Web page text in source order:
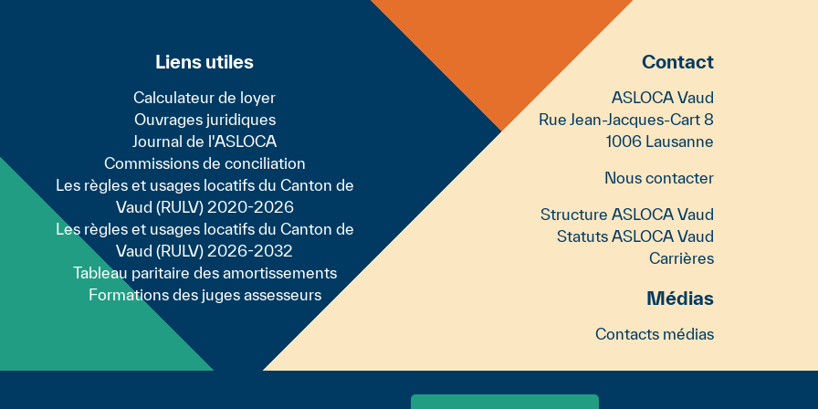
du bail (lettre recommandée à la partie bailleresse pour
de loyer ou des explications sur un décompte, par
de conciliation. Il et elles sont protégé∙es pendant toute la
dans les trois ans à compter de la fin de celle-ci, dans la
(même partiellement) gain de cause, ou qu’un
pas de contrôle systématique des loyers. Il ne sanctionne
aux locataires d’agir afin de faire vérifier si le loyer réclamé
et les bailleresses le savent et entretiennent une peur du
parmi la population. Pourtant les locataires “contestataires”
les congés que les locataires qui ne contestent rien !
Liens utiles
Calculateur de loyer
Ouvrages juridiques
Journal de l'ASLOCA
Commissions de conciliation
Les règles et usages locatifs du Canton de
Vaud (RULV) 2020-2026
Les règles et usages locatifs du Canton de
Vaud (RULV) 2026-2032
Tableau paritaire des amortissements
Formations des juges assesseurs
Contact
ASLOCA Vaud
Rue Jean-Jacques-Cart 8
1006 Lausanne
Nous contacter
Structure ASLOCA Vaud
Statuts ASLOCA Vaud
Carrières
Médias
Contacts médias